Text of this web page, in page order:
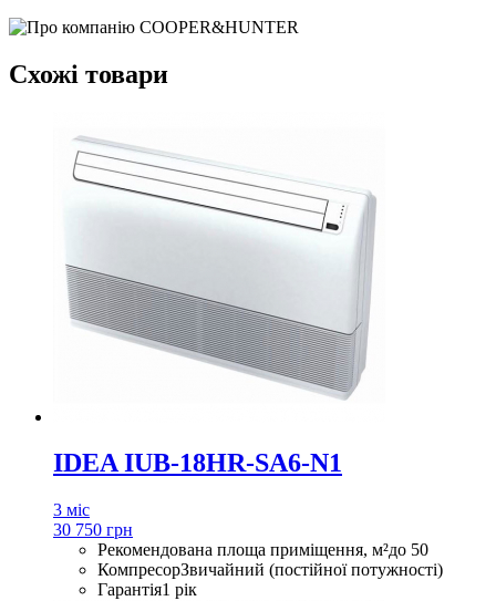
Схожі товари
IDEA IUB-18HR-SA6-N1
3 міс
30 750 грн
Рекомендована площа приміщення, м²до 50
КомпресорЗвичайний (постійної потужності)
Гарантія1 рік